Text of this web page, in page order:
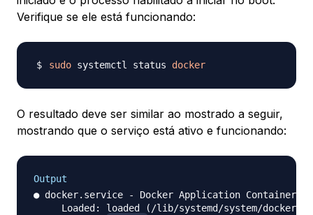
Verifique se ele está funcionando:
sudo systemctl status docker
O resultado deve ser similar ao mostrado a seguir,
mostrando que o serviço está ativo e funcionando:
Output
● docker.service - Docker Application Container
Loaded: loaded (/lib/systemd/system/